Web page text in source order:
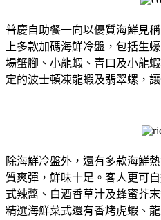
普慶⾃助餐⼀向以優質海鮮⾒
上多款加碼海鮮冷盤，包括⽣
場蟹腳、⼩⿓蝦、⻘⼝及⼩⿓
定的波⼠頓凍⿓蝦及翡翠螺，
除海鮮冷盤外，還有多款海鮮
質爽彈，鮮味⼗⾜。客⼈更可
式辣醬、⽩酒香草汁及蜂蜜芥
精選海鮮菜式還有香烤虎蝦、